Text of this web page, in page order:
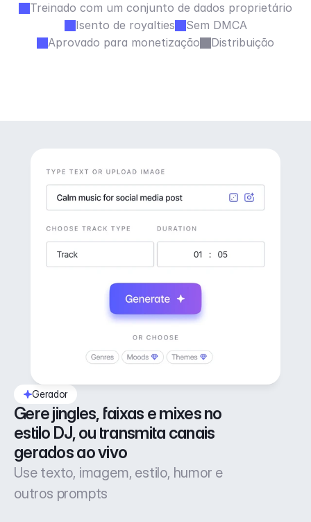
Treinado com um conjunto de dados proprietário
Isento de royalties
Sem DMCA
Aprovado para monetização
Distribuição
Gerador
Gere jingles, faixas e mixes no
estilo DJ, ou transmita canais
gerados ao vivo
Use texto, imagem, estilo, humor e
outros prompts